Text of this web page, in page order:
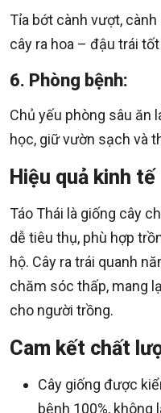
Tỉa bớt cành vượt,
cây ra hoa – đậu trái
6. Phòng bệnh:
Chủ yếu phòng sâu ăn
học, giữ vườn sạch và
Hiệu quả kinh tế
Táo Thái là giống cây
dễ tiêu thụ, phù hợp
hộ. Cây ra trái quanh
chăm sóc thấp, mang
cho người trồng.
Cam kết chất
Cây giống được
bệnh 100%, không